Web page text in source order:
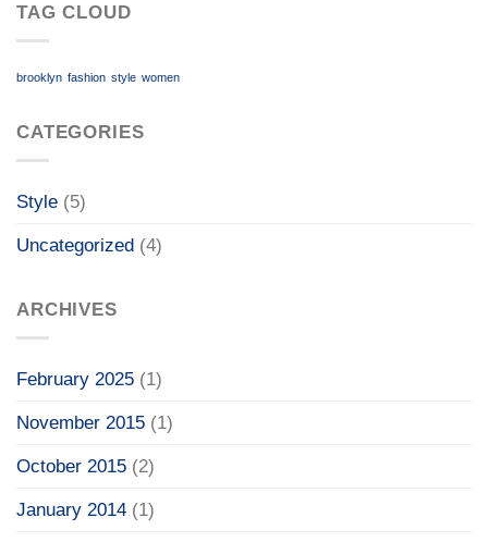
TAG CLOUD
brooklyn fashion style women
CATEGORIES
Style (5)
Uncategorized (4)
ARCHIVES
February 2025 (1)
November 2015 (1)
October 2015 (2)
January 2014 (1)